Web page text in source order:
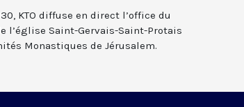
KTO diffuse en direct l’office du
l’église Saint-Gervais-Saint-Protais
Monastiques de Jérusalem.